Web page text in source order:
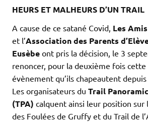
HEURS ET MALHEURS D’UN TRAIL
A cause de ce satané Covid, Les
et l’Association des Parents
Eusèbe ont pris la décision, le 3
renoncer, pour la deuxième fois cette
évènement qu’ils chapeautent
Les organisateurs du Trail
(TPA) calquent ainsi leur position sur
des Foulées de Gruffy et du Trail de